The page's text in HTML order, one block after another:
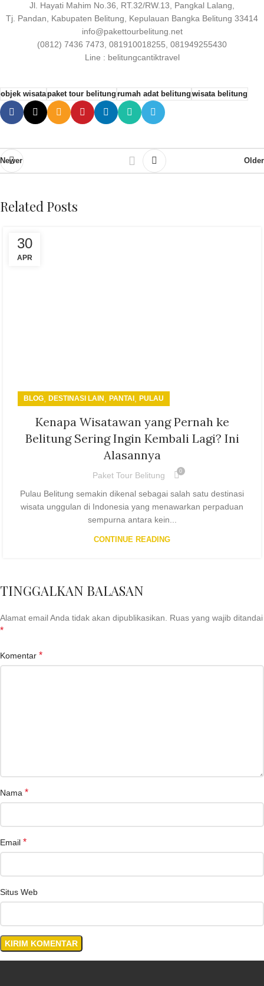
Jl. Hayati Mahim No.36, RT.32/RW.13, Pangkal Lalang,
Tj. Pandan, Kabupaten Belitung, Kepulauan Bangka Belitung 33414
info@pakettourbelitung.net
(0812) 7436 7473, 081910018255, 081949255430
Line : belitungcantiktravel
objek wisatapaket tour belitung rumah adat belitung wisata belitung
Newer Older
Related Posts
30
APR
BLOG DESTINASI LAIN PANTAI PULAU
Kenapa Wisatawan yang Pernah ke
Belitung Sering Ingin Kembali Lagi? Ini
Alasannya
Paket Tour Belitung 0
Pulau Belitung semakin dikenal sebagai salah satu destinasi
wisata unggulan di Indonesia yang menawarkan perpaduan
sempurna antara kein...
CONTINUE READING
TINGGALKAN BALASAN
Alamat email Anda tidak akan dipublikasikan. Ruas yang wajib ditandai
*
Komentar *
Nama *
Email *
Situs Web